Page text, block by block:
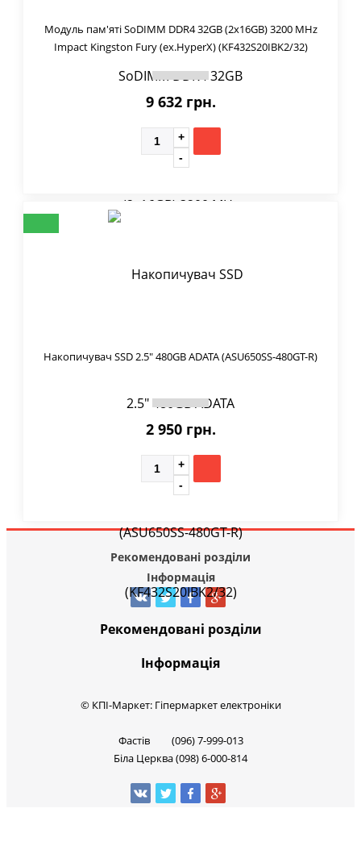
Модуль пам'яті SoDIMM DDR4 32GB (2x16GB) 3200 MHz
Impact Kingston Fury (ex.HyperX) (KF432S20IBK2/32)
9 632 грн.
Накопичувач SSD 2.5" 480GB ADATA (ASU650SS-480GT-R)
2 950 грн.
Рекомендовані розділи
Інформація
Рекомендовані розділи
Інформація
© КПІ-Маркет: Гіпермаркет електроніки
Фастів (096) 7-999-013
Біла Церква (098) 6-000-814